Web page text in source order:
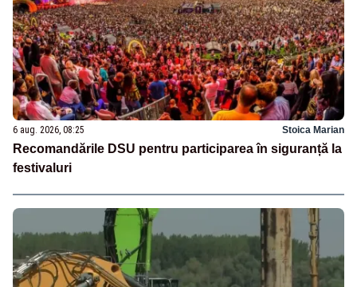
6 aug. 2026, 08:25 Stoica Marian
Recomandările DSU pentru participarea în siguranță la
festivaluri